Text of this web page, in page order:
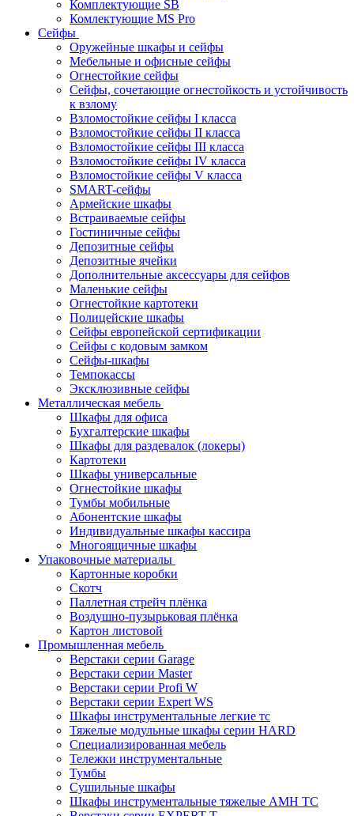
Комплектующие SB
Комлектующие MS Pro
Сейфы
Оружейные шкафы и сейфы
Мебельные и офисные сейфы
Огнестойкие сейфы
Сейфы, сочетающие огнестойкость и устойчивость
к взлому
Взломостойкие сейфы I класса
Взломостойкие сейфы II класса
Взломостойкие сейфы III класса
Взломостойкие сейфы IV класса
Взломостойкие сейфы V класса
SMART-сейфы
Армейские шкафы
Встраиваемые сейфы
Гостиничные сейфы
Депозитные сейфы
Депозитные ячейки
Дополнительные аксессуары для сейфов
Маленькие сейфы
Огнестойкие картотеки
Полицейские шкафы
Сейфы европейской сертификации
Сейфы с кодовым замком
Сейфы-шкафы
Темпокассы
Эксклюзивные сейфы
Металлическая мебель
Шкафы для офиса
Бухгалтерские шкафы
Шкафы для раздевалок (локеры)
Картотеки
Шкафы универсальные
Огнестойкие шкафы
Тумбы мобильные
Абонентские шкафы
Индивидуальные шкафы кассира
Многоящичные шкафы
Упаковочные материалы
Картонные коробки
Скотч
Паллетная стрейч плёнка
Воздушно-пузырьковая плёнка
Картон листовой
Промышленная мебель
Верстаки серии Garage
Верстаки серии Master
Верстаки серии Profi W
Верстаки серии Expert WS
Шкафы инструментальные легкие тс
Тяжелые модульные шкафы серии HARD
Cпециализированная мебель
Тележки инструментальные
Тумбы
Cушильные шкафы
Шкафы инструментальные тяжелые AMH TC